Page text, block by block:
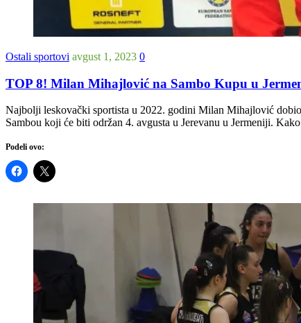
Ostali sportovi avgust 1, 2023 0
TOP 8! Milan Mihajlović na Sambo Kupu u
Najbolji leskovački sportista u 2022. godini Milan Mihajlović
Sambou koji će biti održan 4. avgusta u Jerevanu u Jermeniji.
Podeli ovo: